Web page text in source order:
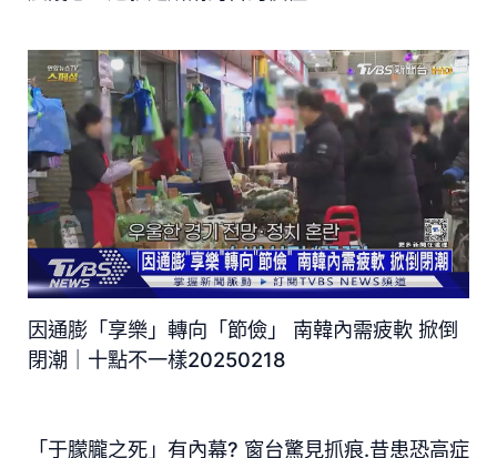
因通膨「享樂」轉向「節儉」 南韓內需疲軟 掀倒
閉潮｜十點不一樣20250218
「于朦朧之死」有內幕? 窗台驚見抓痕.昔患恐高症